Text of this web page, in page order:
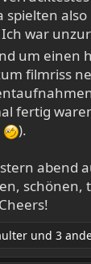
spielten
war
um einen
filmriss
fertig
).
abend
und 3